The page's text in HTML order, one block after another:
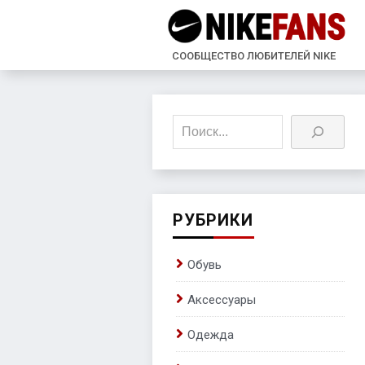
СООБЩЕСТВО ЛЮБИТЕЛЕЙ NIKE
Поиск
РУБРИКИ
Обувь
Аксессуары
Одежда